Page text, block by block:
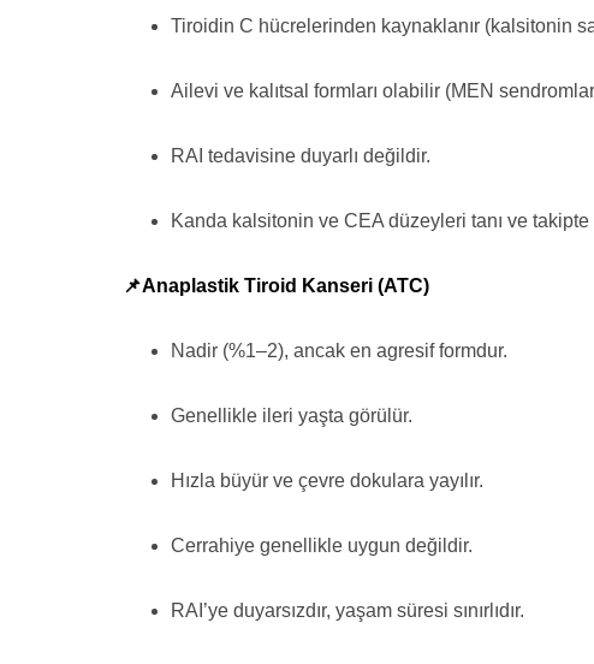
Tiroidin C hücrelerinden kaynaklanır (kalsitonin
Ailevi ve kalıtsal formları olabilir (MEN
RAI tedavisine duyarlı değildir.
Kanda kalsitonin ve CEA düzeyleri tanı ve takipte
📌Anaplastik Tiroid Kanseri (ATC)
Nadir (%1–2), ancak en agresif formdur.
Genellikle ileri yaşta görülür.
Hızla büyür ve çevre dokulara yayılır.
Cerrahiye genellikle uygun değildir.
RAI’ye duyarsızdır, yaşam süresi sınırlıdır.